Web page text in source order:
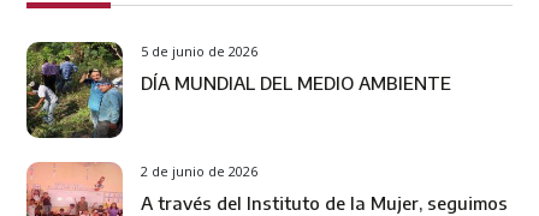
5 de junio de 2026
DÍA MUNDIAL DEL MEDIO AMBIENTE
2 de junio de 2026
A través del Instituto de la Mujer, seguimos